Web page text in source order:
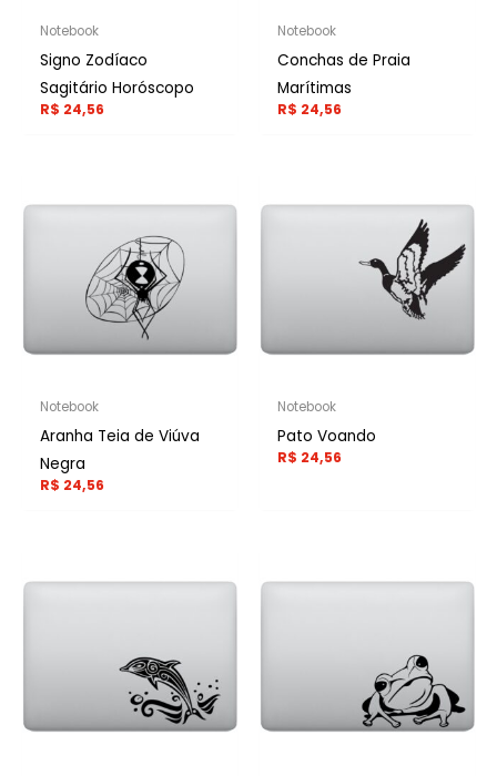
Notebook
Signo Zodíaco
Sagitário Horóscopo
R$ 24,56
Notebook
Conchas de Praia
Marítimas
R$ 24,56
Notebook
Aranha Teia de Viúva
Negra
R$ 24,56
Notebook
Pato Voando
R$ 24,56